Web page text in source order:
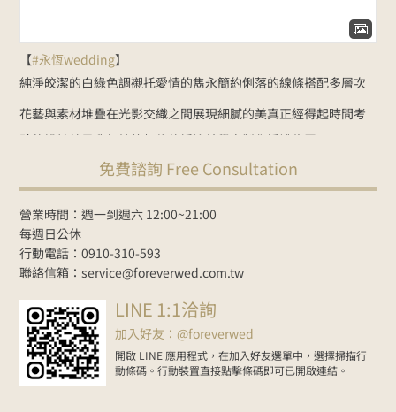
【#永恆wedding】
純淨皎潔的白綠色調襯托愛情的雋永簡約俐落的線條搭配多層次
花藝與素材堆疊在光影交織之間展現細膩的美真正經得起時間考
驗的設計 就是我們始終相信的婚禮美學 客製化婚禮佈置：
Line諮詢 goo.gl/zbYK49新人預約官網
紀錄 #婚禮樂團
2026-06-01
免費諮詢 Free Consultation
營業時間：週一到週六 12:00~21:00
每週日公休
行動電話：0910-310-593
聯絡信箱：service@foreverwed.com.tw
LINE 1:1洽詢
加入好友：@foreverwed
開啟 LINE 應用程式，在加入好友選單中，選擇掃描行
動條碼。行動裝置直接點擊條碼即可已開啟連結。